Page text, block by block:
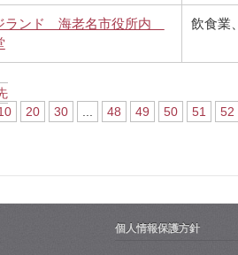
ランド 海老名市役所内
飲食業、
20 30 48 49 50 51 52
個人情報保護方針